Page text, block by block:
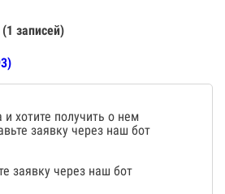
записей)
хотите получить о нем
заявку через наш бот
заявку через наш бот